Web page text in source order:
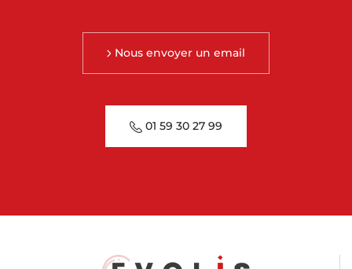
Nous envoyer un email
01 59 30 27 99